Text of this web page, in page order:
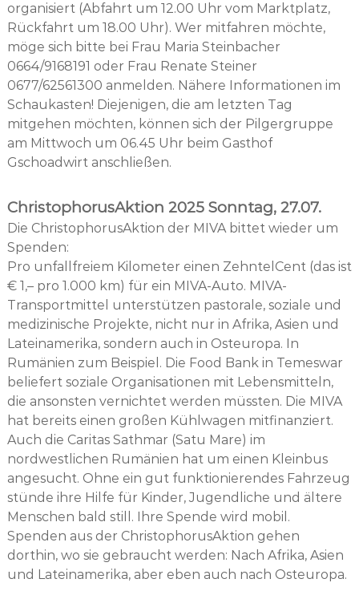
organisiert (Abfahrt um 12.00 Uhr vom Marktplatz,
Rückfahrt um 18.00 Uhr). Wer mitfahren möchte,
möge sich bitte bei Frau Maria Steinbacher
0664/9168191 oder Frau Renate Steiner
0677/62561300 anmelden. Nähere Informationen im
Schaukasten! Diejenigen, die am letzten Tag
mitgehen möchten, können sich der Pilgergruppe
am Mittwoch um 06.45 Uhr beim Gasthof
Gschoadwirt anschließen.
ChristophorusAktion 2025 Sonntag, 27.07.
Die ChristophorusAktion der MIVA bittet wieder um
Spenden:
Pro unfallfreiem Kilometer einen ZehntelCent (das ist
€ 1,– pro 1.000 km) für ein MIVA-Auto. MIVA-
Transportmittel unterstützen pastorale, soziale und
medizinische Projekte, nicht nur in Afrika, Asien und
Lateinamerika, sondern auch in Osteuropa. In
Rumänien zum Beispiel. Die Food Bank in Temeswar
beliefert soziale Organisationen mit Lebensmitteln,
die ansonsten vernichtet werden müssten. Die MIVA
hat bereits einen großen Kühlwagen mitfinanziert.
Auch die Caritas Sathmar (Satu Mare) im
nordwestlichen Rumänien hat um einen Kleinbus
angesucht. Ohne ein gut funktionierendes Fahrzeug
stünde ihre Hilfe für Kinder, Jugendliche und ältere
Menschen bald still. Ihre Spende wird mobil.
Spenden aus der ChristophorusAktion gehen
dorthin, wo sie gebraucht werden: Nach Afrika, Asien
und Lateinamerika, aber eben auch nach Osteuropa.